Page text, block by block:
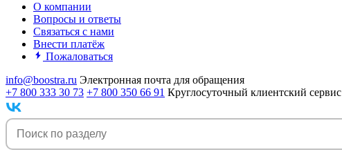
О компании
Вопросы и ответы
Связаться с нами
Внести платёж
Пожаловаться
info@boostra.ru Электронная почта для обращения
+7 800 333 30 73 +7 800 350 66 91 Круглосуточный клиентский сервис